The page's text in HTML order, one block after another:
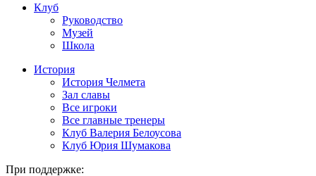
Клуб
Руководство
Музей
Школа
История
История Челмета
Зал славы
Все игроки
Все главные тренеры
Клуб Валерия Белоусова
Клуб Юрия Шумакова
При поддержке: